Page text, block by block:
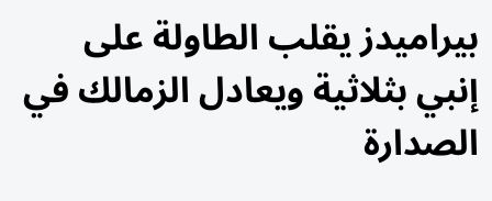
بيراميدز يقلب الطاولة على
إنبي بثلاثية ويعادل الزمالك في
الصدارة